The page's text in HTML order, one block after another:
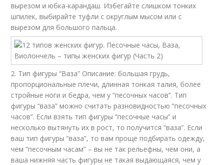
вырезом и юбка-карандаш. Избегайте слишком тонких
шпилек, выбирайте туфли с округлым мысом или с
вырезом для большого пальца.
2. Тип фигуры “Ваза” Описание: большая грудь,
пропорциональные плечи, длинная тонкая талия, более
стройные ноги и бедра, чем у “песочных часов”. Тип
фигуры “ваза” можно считать разновидностью “песочных
часов”. Если взять тип фигуры “песочные часы” и
несколько вытянуть их в рост, то получится “ваза”. Если
ваш тип фигуры “ваза”, то вам проще подбирать одежду,
чем “песочным часам” – вы не так рельефны, чем они, а
ваша нижняя часть фигуры не такая выдающаяся, чем у